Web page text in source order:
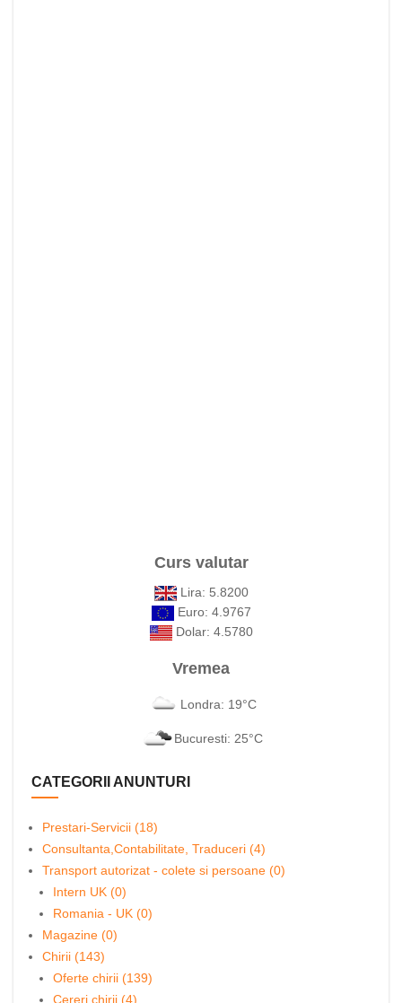
Curs valutar
Lira: 5.8200
Euro: 4.9767
Dolar: 4.5780
Vremea
Londra: 19°C
Bucuresti: 25°C
CATEGORII ANUNTURI
Prestari-Servicii (18)
Consultanta,Contabilitate, Traduceri (4)
Transport autorizat - colete si persoane (0)
Intern UK (0)
Romania - UK (0)
Magazine (0)
Chirii (143)
Oferte chirii (139)
Cereri chirii (4)